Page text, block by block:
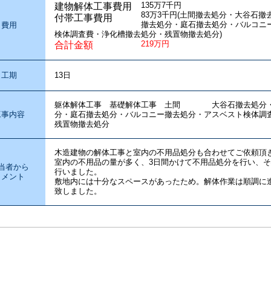
費用
建物解体工事費用 135万7千円
付帯工事費用
83万3千円(土間撤去処分・大谷石撤
撤去処分・庭石撤去処分・バルコニ
検体調査費・浄化槽撤去処分・残置物撤去処分)
合計金額 219万円
工期 13日
内容
躯体解体工事 基礎解体工事 土間 大谷石撤去処分・
分・庭石撤去処分・バルコニー撤去処分・アスベスト検体調
残置物撤去処分
者から
ント
木造建物の解体工事と室内の不用品処分も合わせてご依頼頂
室内の不用品の量が多く、3日間かけて不用品処分を行い、
行いました。
敷地内には十分なスペースがあったため。解体作業は順調に
致しました。